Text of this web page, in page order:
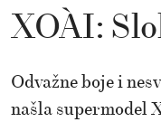
XOÀI:
Odvažne boje i
našla supermodel